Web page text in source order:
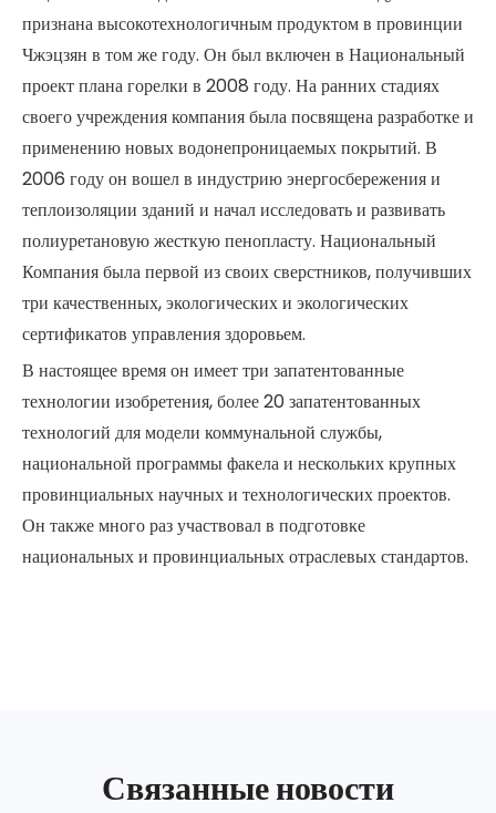
признана высокотехнологичным продуктом в провинции
Чжэцзян в том же году. Он был включен в Национальный
проект плана горелки в 2008 году. На ранних стадиях
своего учреждения компания была посвящена разработке и
применению новых водонепроницаемых покрытий. В
2006 году он вошел в индустрию энергосбережения и
теплоизоляции зданий и начал исследовать и развивать
полиуретановую жесткую пенопласту. Национальный
Компания была первой из своих сверстников, получивших
три качественных, экологических и экологических
сертификатов управления здоровьем.
В настоящее время он имеет три запатентованные
технологии изобретения, более 20 запатентованных
технологий для модели коммунальной службы,
национальной программы факела и нескольких крупных
провинциальных научных и технологических проектов.
Он также много раз участвовал в подготовке
национальных и провинциальных отраслевых стандартов.
Связанные новости